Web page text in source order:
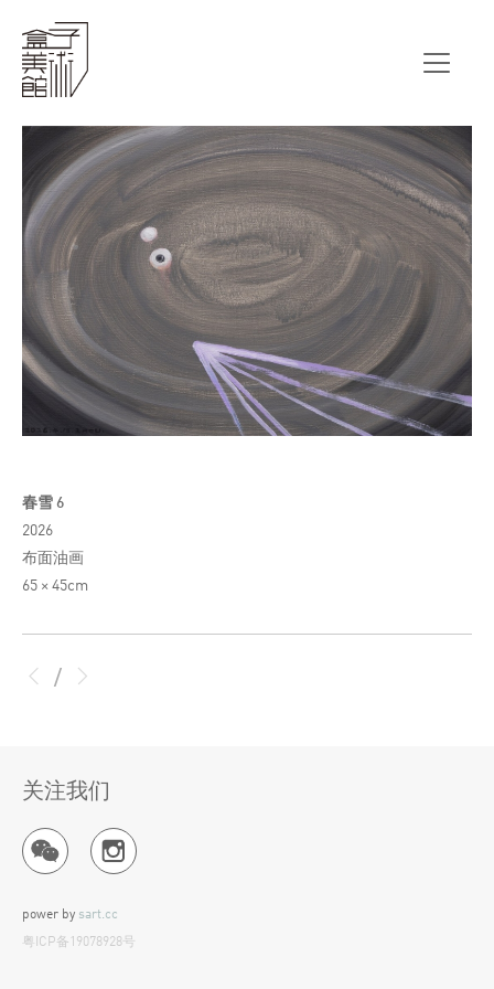
春雪 6
2026
布面油画
65 × 45cm
/
关注我们
power by sart.cc
粤ICP备19078928号